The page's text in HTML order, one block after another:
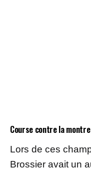
Course contre la
Lors de ces
Brossier avait un